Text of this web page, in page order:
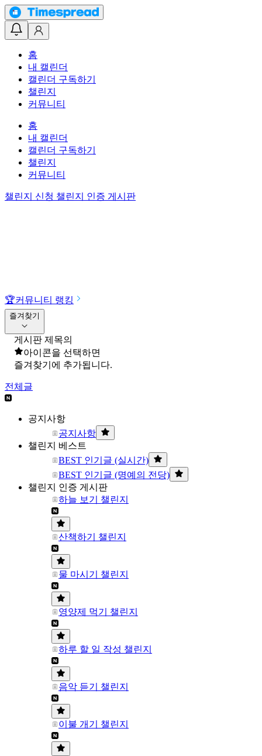
홈
내 캘린더
캘린더 구독하기
챌린지
커뮤니티
홈
내 캘린더
캘린더 구독하기
챌린지
커뮤니티
챌린지 신청 챌린지 인증 게시판
🏆커뮤니티 랭킹
즐겨찾기
게시판 제목의
아이콘을 선택하면
즐겨찾기에 추가됩니다.
전체글
공지사항
공지사항
챌린지 베스트
BEST 인기글 (실시간)
BEST 인기글 (명예의 전당)
챌린지 인증 게시판
하늘 보기 챌린지
산책하기 챌린지
물 마시기 챌린지
영양제 먹기 챌린지
하루 할 일 작성 챌린지
음악 듣기 챌린지
이불 개기 챌린지